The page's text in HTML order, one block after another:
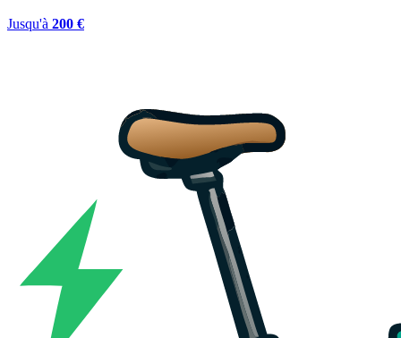
Jusqu'à 200 €